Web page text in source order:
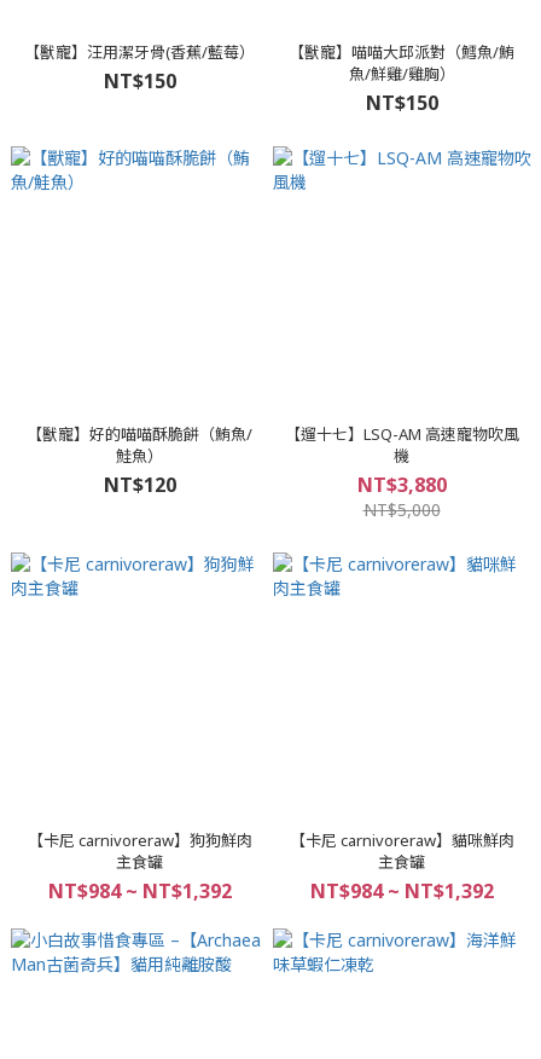
【獸寵】汪用潔牙骨(香蕉/藍莓）
NT$150
【獸寵】喵喵大邱派對（鱈魚/鮪
魚/鮮雞/雞胸）
NT$150
【獸寵】好的喵喵酥脆餅（鮪魚/
鮭魚）
NT$120
【遛十七】LSQ-AM 高速寵物吹風
機
NT$3,880
NT$5,000
【卡尼 carnivoreraw】狗狗鮮肉
主食罐
NT$984 ~ NT$1,392
【卡尼 carnivoreraw】貓咪鮮肉
主食罐
NT$984 ~ NT$1,392